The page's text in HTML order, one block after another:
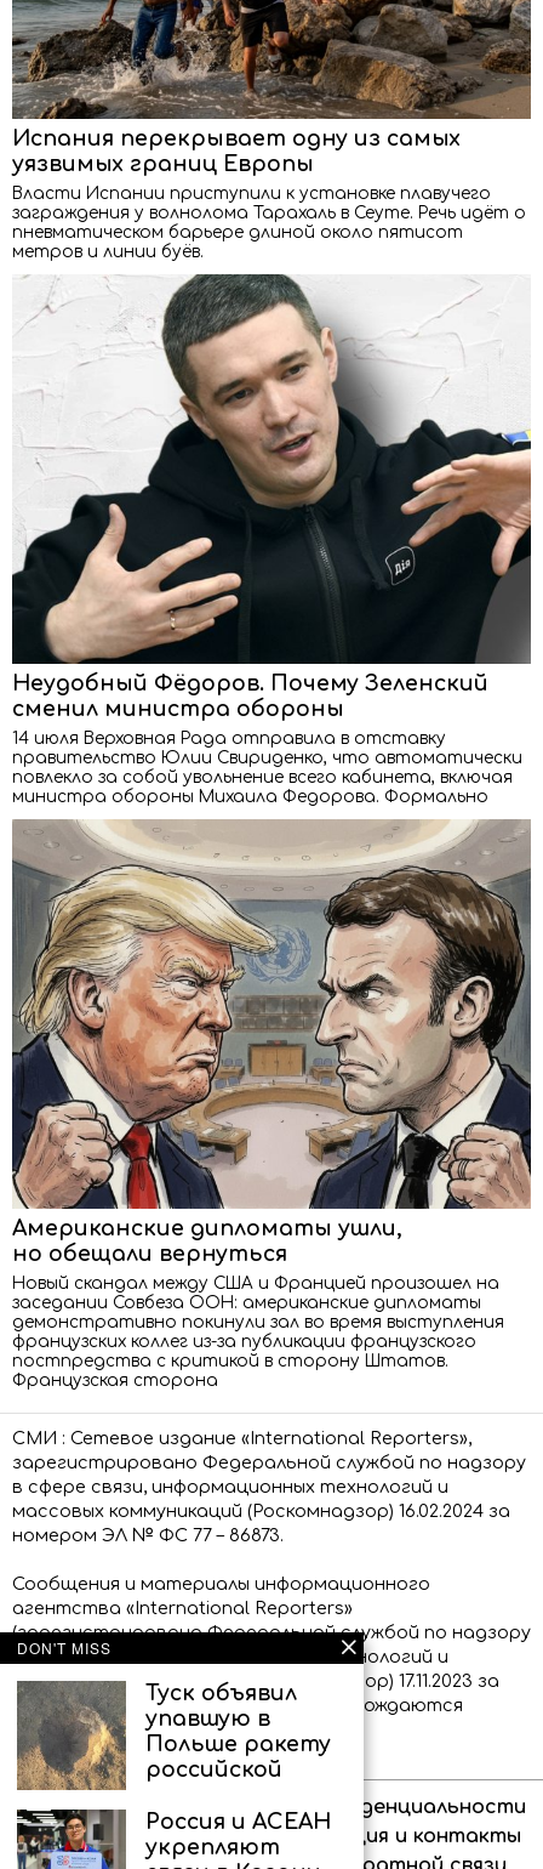
Испания перекрывает одну из самых
уязвимых границ Европы
Власти Испании приступили к установке плавучего
заграждения у волнолома Тарахаль в Сеуте. Речь идёт о
пневматическом барьере длиной около пятисот
метров и линии буёв.
Неудобный Фёдоров. Почему Зеленский
сменил министра обороны
14 июля Верховная Рада отправила в отставку
правительство Юлии Свириденко, что автоматически
повлекло за собой увольнение всего кабинета, включая
министра обороны Михаила Федорова. Формально
Американские дипломаты ушли,
но обещали вернуться
Новый скандал между США и Францией произошел на
заседании Совбеза ООН: американские дипломаты
демонстративно покинули зал во время выступления
французских коллег из-за публикации французского
постпредства с критикой в сторону Штатов.
Французская сторона
СМИ : Сетевое издание «International Reporters»,
зарегистрировано Федеральной службой по надзору
в сфере связи, информационных технологий и
массовых коммуникаций (Роскомнадзор) 16.02.2024 за
номером ЭЛ № ФС 77 – 86873.
Сообщения и материалы информационного
агентства «International Reporters»
(зарегистрировано Федеральной службой по надзору
в сфере связи, информационных технологий и
массовых коммуникаций (Роскомнадзор) 17.11.2023 за
номером ИА № ФС 77 – 86339) сопровождаются
пометкой «IR»
Об агентстве
Политика конфиденциальности
Право на цитирование Редакция и контакты
DON'T MISS
Туск объявил
упавшую в
Польше ракету
российской
Россия и АСЕАН
укрепляют